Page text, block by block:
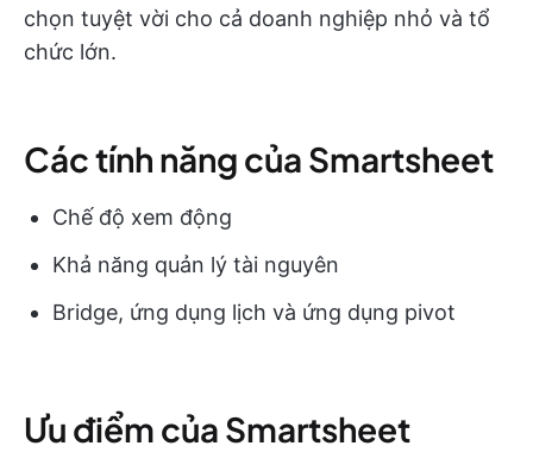
chọn tuyệt vời cho cả doanh nghiệp nhỏ và tổ
chức lớn.
Các tính năng của Smartsheet
Chế độ xem động
Khả năng quản lý tài nguyên
Bridge, ứng dụng lịch và ứng dụng pivot
Ưu điểm của Smartsheet